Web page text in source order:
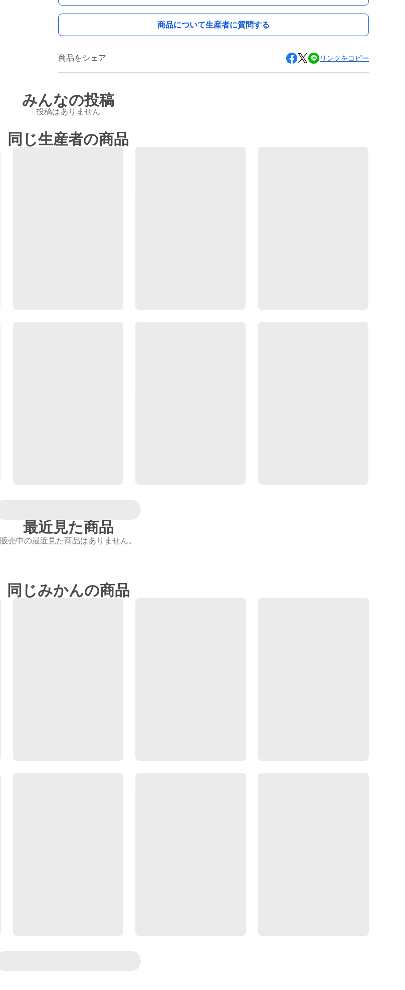
商品について生産者に質問する
商品をシェア リンクをコピー
みんなの投稿
投稿はありません
同じ生産者の商品
最近見た商品
販売中の最近見た商品はありません。
同じみかんの商品